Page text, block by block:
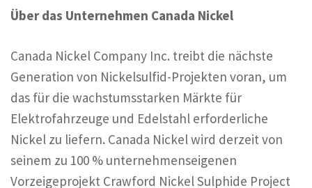
Über das Unternehmen Canada Nickel
Canada Nickel Company Inc. treibt die nächste
Generation von Nickelsulfid-Projekten voran, um
das für die wachstumsstarken Märkte für
Elektrofahrzeuge und Edelstahl erforderliche
Nickel zu liefern. Canada Nickel wird derzeit von
seinem zu 100 % unternehmenseigenen
Vorzeigeprojekt Crawford Nickel Sulphide Project